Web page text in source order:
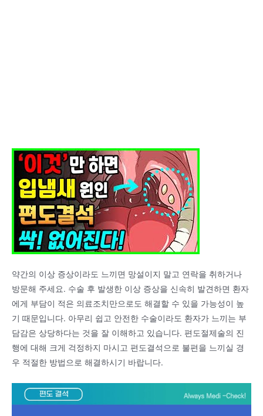
약간의 이상 증상이라도 느끼면 망설이지 말고 연락을 취하거나
방문해 주세요. 수술 후 발생한 이상 증상을 신속히 발견하면 환자
에게 부담이 적은 의료조치만으로도 해결할 수 있을 가능성이 높
기 때문입니다. 아무리 쉽고 안전한 수술이라도 환자가 느끼는 부
담감은 상당하다는 것을 잘 이해하고 있습니다. 편도절제술의 진
행에 대해 크게 걱정하지 마시고 편도결석으로 불편을 느끼실 경
우 적절한 방법으로 해결하시기 바랍니다.